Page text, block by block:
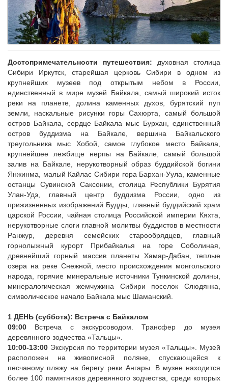
Достопримечательности путешествия: духовная столица
Сибири Иркутск, старейшая церковь Сибири в одном из
крупнейших музеев под открытым небом в России,
единственный в мире музей Байкала, самый широкий исток
реки на планете, долина каменных духов, бурятский пуп
земли, наскальные рисунки горы Сахюрта, самый большой
остров Байкала, сердце Байкала мыс Бурхан, единственный
остров буддизма на Байкале, вершина Байкальского
треугольника мыс Хобой, самое глубокое место Байкала,
крупнейшее лежбище нерпы на Байкале, самый большой
залив на Байкале, нерукотворный образ буддийской богини
Янжинма, малый Кайлас Сибири гора Бархан-Уула, каменные
останцы Сувинской Саксонии, столица Республики Бурятия
Улан-Удэ, главный центр буддизма России, одно из
прижизненных изображений Будды, главный буддийский храм
царской России, чайная столица Российской империи Кяхта,
нерукотворные слоги главной молитвы буддистов в местности
Ранжур, деревня семейских старообрядцев, главный
горнолыжный курорт Прибайкалья на горе Соболиная,
древнейший горный массив планеты Хамар-Дабан, теплые
озера на реке Снежной, место происхождения монгольского
народа, горячие минеральные источники Тункинской долины,
минералогическая жемчужина Сибири поселок Слюдянка,
символическое начало Байкала мыс Шаманский.
1 ДЕНЬ (суббота): Встреча с Байкалом
09:00 Встреча с экскурсоводом. Трансфер до музея
деревянного зодчества «Тальцы».
10:00-13:00 Экскурсия по территории музея «Тальцы». Музей
расположен на живописной поляне, спускающейся к
песчаному пляжу на берегу реки Ангары. В музее находится
более 100 памятников деревянного зодчества, среди которых